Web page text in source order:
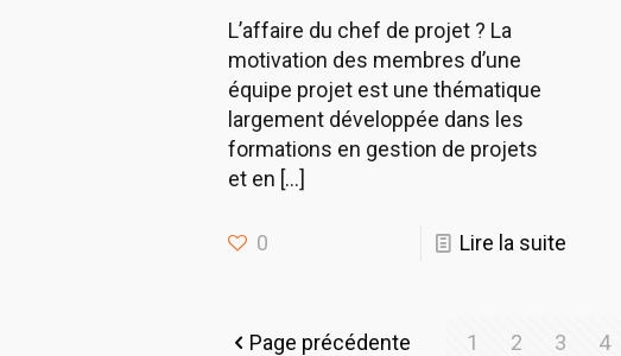
L’affaire du chef de projet ? La
motivation des membres d’une
équipe projet est une thématique
largement développée dans les
formations en gestion de projets
et en […]
0 Lire la suite
Page précédente 1 2 3 4